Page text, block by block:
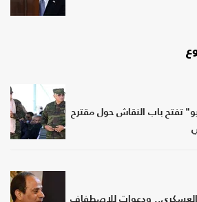
تفتح باب النقاش حول مقترح
العسكري.. ودعوات للاصطفاف